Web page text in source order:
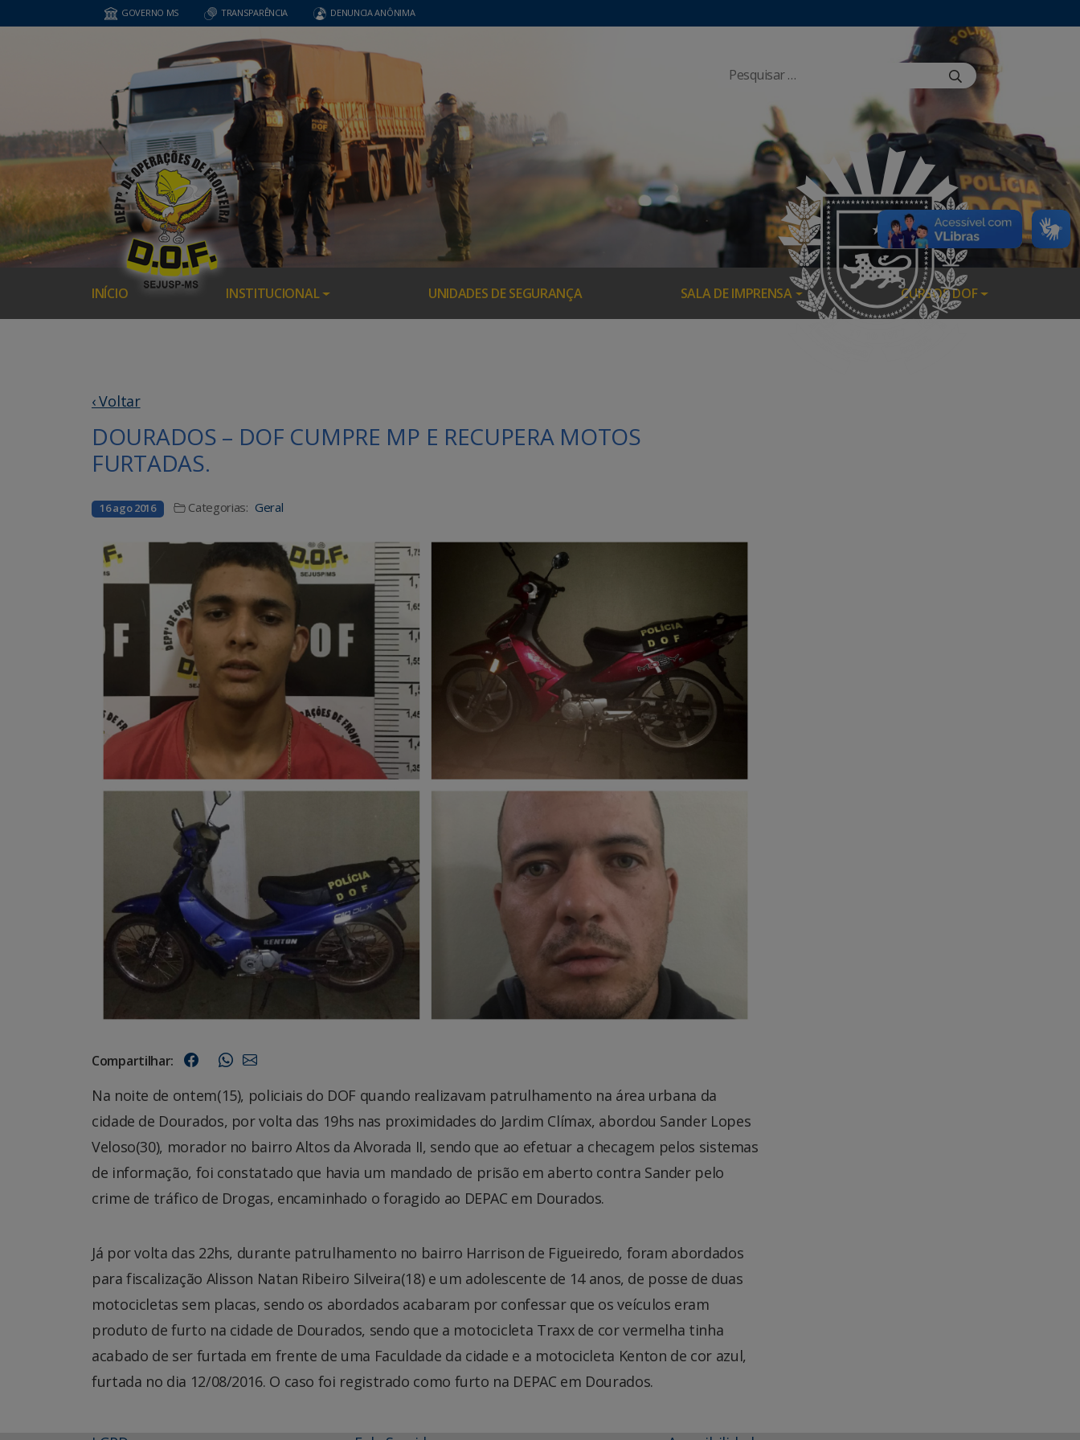
GOVERNO MS TRANSPARÊNCIA DENUNCIA ANÔNIMA
INÍCIO INSTITUCIONAL UNIDADES DE SEGURANÇA SALA DE IMPRENSA CURSOS DOF
‹ Voltar
DOURADOS – DOF CUMPRE MP E RECUPERA MOTOS
FURTADAS.
16 ago 2016 Categorias: Geral
Compartilhar:
Na noite de ontem(15), policiais do DOF quando realizavam patrulhamento na área urbana da
cidade de Dourados, por volta das 19hs nas proximidades do Jardim Clímax, abordou Sander Lopes
Veloso(30), morador no bairro Altos da Alvorada II, sendo que ao efetuar a checagem pelos sistemas
de informação, foi constatado que havia um mandado de prisão em aberto contra Sander pelo
crime de tráfico de Drogas, encaminhado o foragido ao DEPAC em Dourados.
Já por volta das 22hs, durante patrulhamento no bairro Harrison de Figueiredo, foram abordados
para fiscalização Alisson Natan Ribeiro Silveira(18) e um adolescente de 14 anos, de posse de duas
motocicletas sem placas, sendo os abordados acabaram por confessar que os veículos eram
produto de furto na cidade de Dourados, sendo que a motocicleta Traxx de cor vermelha tinha
acabado de ser furtada em frente de uma Faculdade da cidade e a motocicleta Kenton de cor azul,
furtada no dia 12/08/2016. O caso foi registrado como furto na DEPAC em Dourados.